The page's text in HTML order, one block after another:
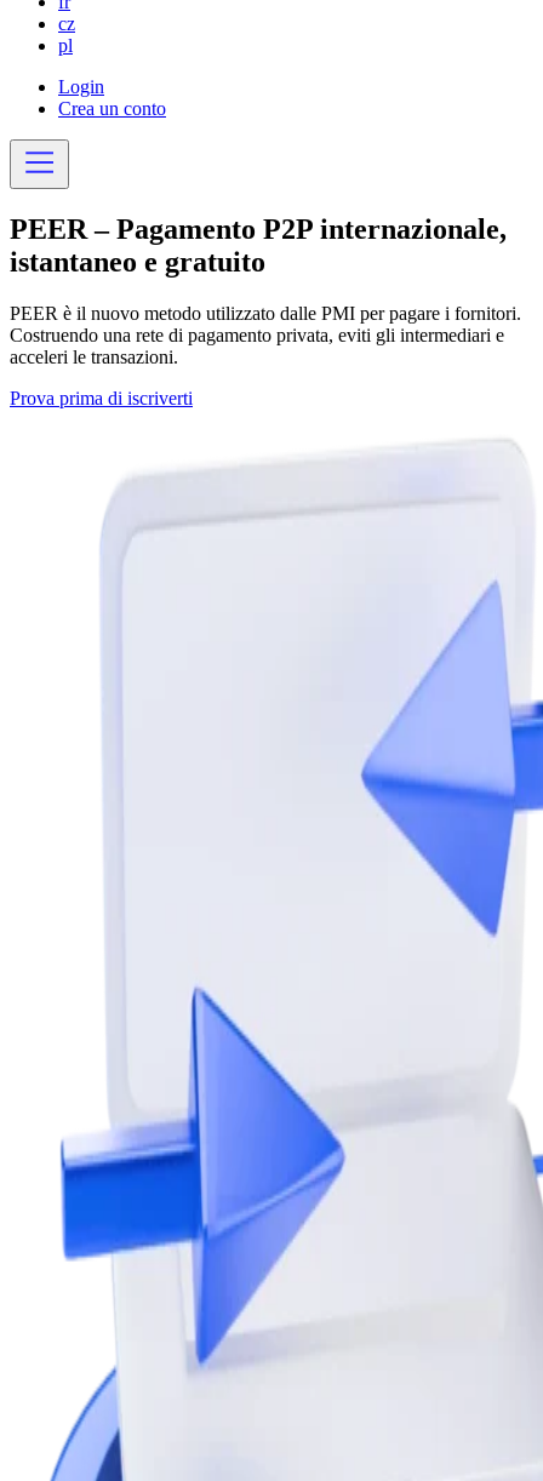
cz
pl
Login
Crea un conto
PEER –Pagamento P2P internazionale,
istantaneo e gratuito
PEER è il nuovo metodo utilizzato dalle PMI per pagare i fornitori.
Costruendo una rete di pagamento privata, eviti gli intermediari e
acceleri le transazioni.
Prova prima di iscriverti